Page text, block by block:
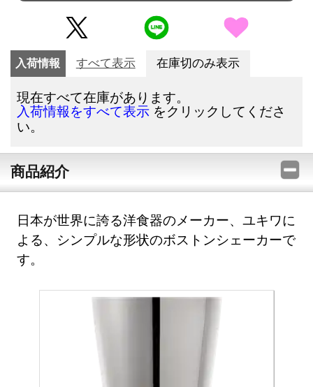
入荷情報 すべて表示 在庫切のみ表示
現在すべて在庫があります。
入荷情報をすべて表示 をクリックしてくださ
い。
商品紹介
日本が世界に誇る洋食器のメーカー、ユキワに
よる、シンプルな形状のボストンシェーカーで
す。